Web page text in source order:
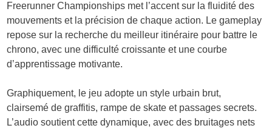
Freerunner Championships met l’accent sur la fluidité des
mouvements et la précision de chaque action. Le gameplay
repose sur la recherche du meilleur itinéraire pour battre le
chrono, avec une difficulté croissante et une courbe
d’apprentissage motivante.
Graphiquement, le jeu adopte un style urbain brut,
clairsemé de graffitis, rampe de skate et passages secrets.
L’audio soutient cette dynamique, avec des bruitages nets